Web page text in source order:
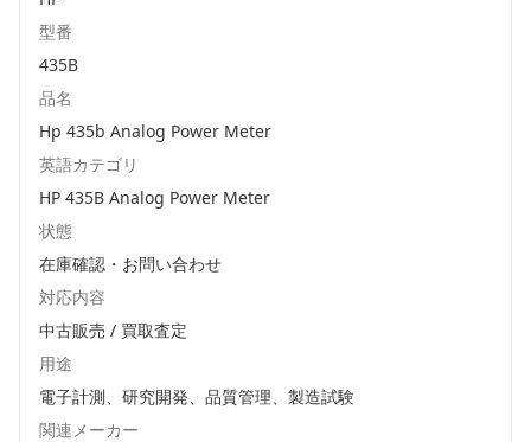
型番
435B
品名
Hp 435b Analog Power Meter
英語カテゴリ
HP 435B Analog Power Meter
状態
在庫確認・お問い合わせ
対応内容
中古販売 / 買取査定
用途
電子計測、研究開発、品質管理、製造試験
関連メーカー